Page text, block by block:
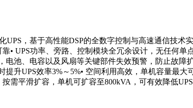
，基于高性能DSP的全数字控制与高速通信技术
UPS功率、旁路、控制模块全冗余设计，无任何单
池、电容以及风扇等关键部件失效预警，防止故障
升UPS效率3%～5%• 空间利用高效，单机容量最大
需平滑扩容，单机可扩容至800kVA，可有效降低